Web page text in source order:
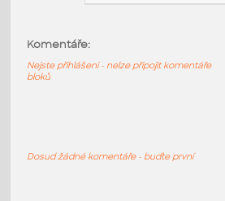
DWG Exteriéry
Komentáře:
Nejste přihlášeni - nelze připojit komentáře
bloků
Dosud žádné komentáře - buďte první